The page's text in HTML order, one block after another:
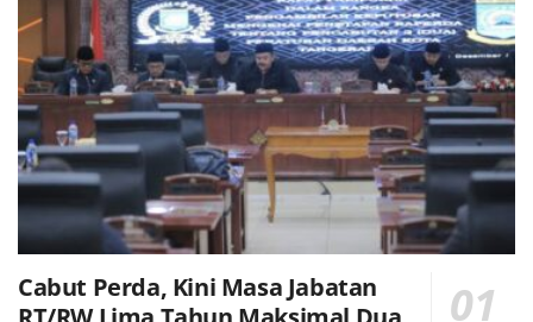
Cabut Perda, Kini Masa Jabatan